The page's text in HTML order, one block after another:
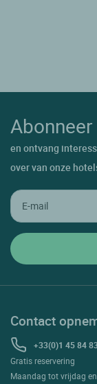
en ontvang
over van onze
Contact
+33(0)1 45 84
Gratis reservering
Maandag tot vrijdag